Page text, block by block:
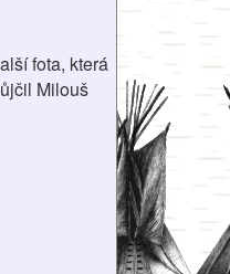
fota, která
Milouš